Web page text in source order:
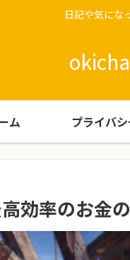
日記や気にな
ム プライバ
効率のお金